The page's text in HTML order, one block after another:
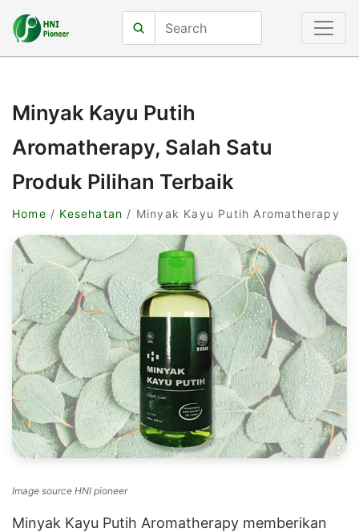
Minyak Kayu Putih
Aromatherapy, Salah Satu
Produk Pilihan Terbaik
Home / Kesehatan / Minyak Kayu Putih Aromatherapy
Image source HNI pioneer
Minyak Kayu Putih Aromatherapy memberikan